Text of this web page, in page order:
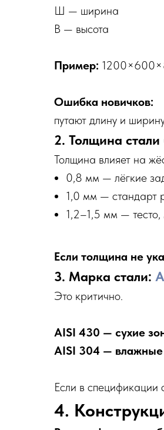
Ш — ширина
В — высота
Пример:
Ошибка новичков:
путают длину и
2. Толщина
Толщина влияет на
0,8 мм — лёгкие
1,0 мм — стандарт
1,2–1,5 мм — тесто,
Если толщина не
3. Марка стали:
Это критично.
AISI 430 — сухие
AISI 304 —
Если в
4.